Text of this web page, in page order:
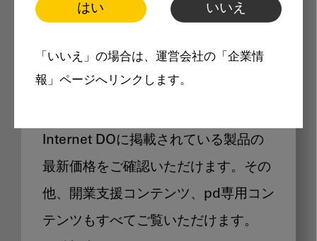
はい いいえ
「いいえ」の場合は、運営会社の「企業情
報」ページへリンクします。
製品価格も閲覧可能
Internet DOに掲載されている製品の
最新価格をご確認いただけます。その
他、開業支援コンテンツ、pd専用コン
テンツもすべてご覧いただけます。